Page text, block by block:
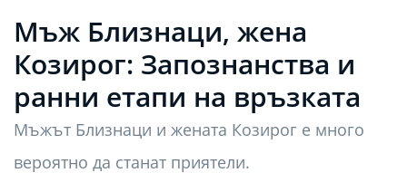
Мъж Близнаци, жена
Козирог: Запознанства и
ранни етапи на връзката
Мъжът Близнаци и жената Козирог е много
вероятно да станат приятели.